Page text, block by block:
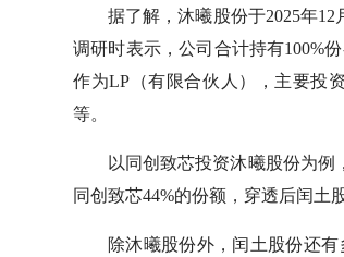
据了解，沐曦股份于2025年
调研时表示，公司合计持有100%
作为LP（有限合伙人），主要投
等。
以同创致芯投资沐曦股份为
同创致芯44%的份额，穿透后闰土
除沐曦股份外，闰土股份还